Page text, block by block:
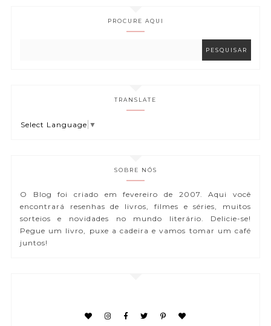
PROCURE AQUI
TRANSLATE
Select Language ▼
SOBRE NÓS
O Blog foi criado em fevereiro de 2007. Aqui você
encontrará resenhas de livros, filmes e séries, muitos
sorteios e novidades no mundo literário. Delicie-se!
Pegue um livro, puxe a cadeira e vamos tomar um café
juntos!